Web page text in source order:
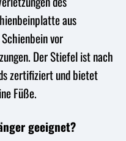
aus
vor
Der Stiefel ist nach
zertifiziert und bietet
Füße.
geeignet?